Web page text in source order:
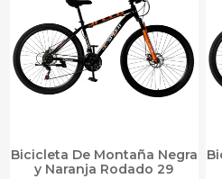
Bicicleta De Montaña Negra
y Naranja Rodado 29